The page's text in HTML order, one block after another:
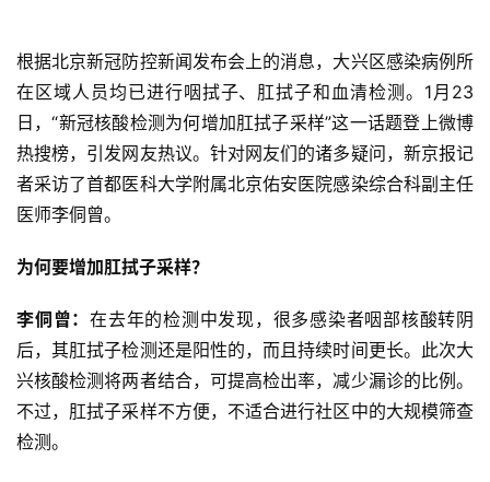
根据北京新冠防控新闻发布会上的消息，大兴区感染病例所
在区域人员均已进行咽拭子、肛拭子和血清检测。1月23
日，“新冠核酸检测为何增加肛拭子采样”这一话题登上微博
热搜榜，引发网友热议。针对网友们的诸多疑问，新京报记
者采访了首都医科大学附属北京佑安医院感染综合科副主任
医师李侗曾。
为何要增加肛拭子采样？
李侗曾： 在去年的检测中发现，很多感染者咽部核酸转阴
后，其肛拭子检测还是阳性的，而且持续时间更长。此次大
兴核酸检测将两者结合，可提高检出率，减少漏诊的比例。
不过，肛拭子采样不方便，不适合进行社区中的大规模筛查
检测。